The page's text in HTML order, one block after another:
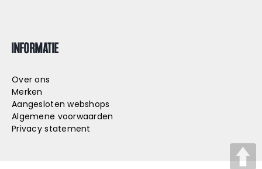
INFORMATIE
Over ons
Merken
Aangesloten webshops
Algemene voorwaarden
Privacy statement